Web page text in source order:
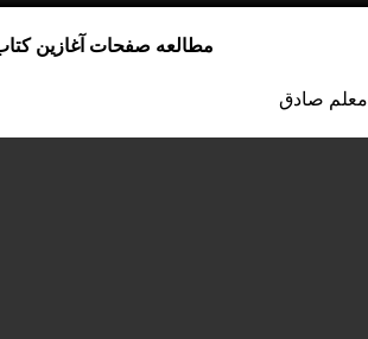
مطالعه صفحات آغازین
معلم صادق